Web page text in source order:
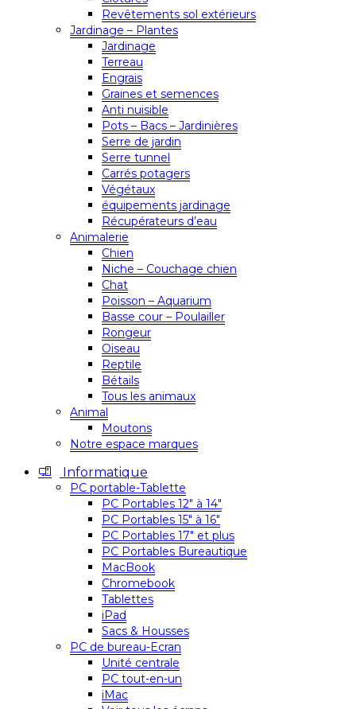
Revêtements sol extérieurs
Jardinage – Plantes
Jardinage
Terreau
Engrais
Graines et semences
Anti nuisible
Pots – Bacs – Jardinières
Serre de jardin
Serre tunnel
Carrés potagers
Végétaux
équipements jardinage
Récupérateurs d’eau
Animalerie
Chien
Niche – Couchage chien
Chat
Poisson – Aquarium
Basse cour – Poulailler
Rongeur
Oiseau
Reptile
Bétails
Tous les animaux
Animal
Moutons
Notre espace marques
Informatique
PC portable-Tablette
PC Portables 12″ à 14″
PC Portables 15″ à 16″
PC Portables 17″ et plus
PC Portables Bureautique
MacBook
Chromebook
Tablettes
iPad
Sacs & Housses
PC de bureau-Ecran
Unité centrale
PC tout-en-un
iMac